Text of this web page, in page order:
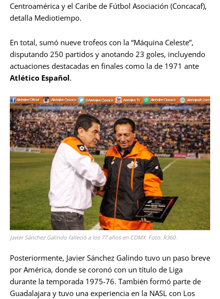
Centroamérica y el Caribe de Fútbol Asociación (Concacaf),
detalla Mediotiempo.
En total, sumó nueve trofeos con la “Máquina Celeste”,
disputando 250 partidos y anotando 23 goles, incluyendo
actuaciones destacadas en finales como la de 1971 ante
Atlético Español.
Javier Sánchez Galindo falleció a los 77 años en CDMX. Foto: R360.
Posteriormente, Javier Sánchez Galindo tuvo un paso breve
por América, donde se coronó con un título de Liga
durante la temporada 1975-76. También formó parte de
Guadalajara y tuvo una experiencia en la NASL con Los